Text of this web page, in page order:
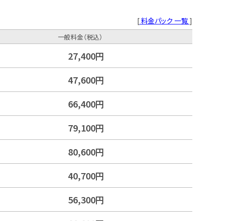
[料金パック 一覧 ]
一般料金（税込）
27,400円
47,600円
66,400円
79,100円
80,600円
40,700円
56,300円